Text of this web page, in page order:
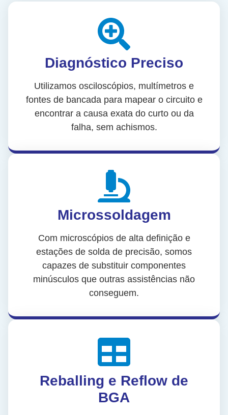
Diagnóstico Preciso
Utilizamos osciloscópios, multímetros e
fontes de bancada para mapear o circuito e
encontrar a causa exata do curto ou da
falha, sem achismos.
Microssoldagem
Com microscópios de alta definição e
estações de solda de precisão, somos
capazes de substituir componentes
minúsculos que outras assistências não
conseguem.
Reballing e Reflow de
BGA